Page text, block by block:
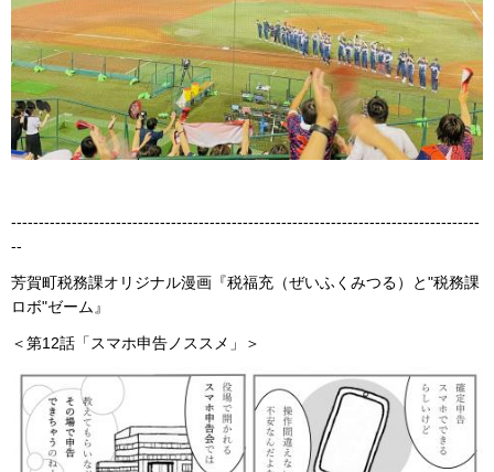
-------------------------------------------------------------------------------------
--
芳賀町税務課オリジナル漫画『税福充（ぜいふくみつる）と"税務課
ロボ"ゼーム』
＜第12話「スマホ申告ノススメ」＞